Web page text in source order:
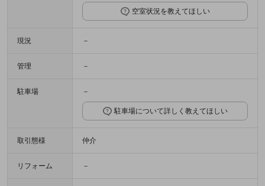
空室状況を教えてほしい
現況 －
管理 －
駐車場 －
駐車場について詳しく教えてほしい
取引態様 仲介
リフォーム －